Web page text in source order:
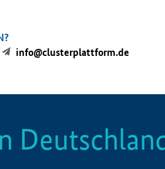
info@clusterplattform.de